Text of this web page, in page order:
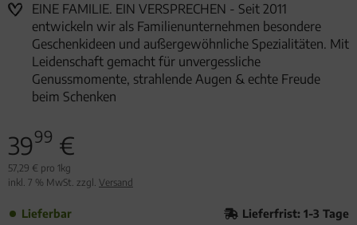
EINE FAMILIE. EIN VERSPRECHEN - Seit 2011
entwickeln wir als Familienunternehmen besondere
Geschenkideen und außergewöhnliche Spezialitäten. Mit
Leidenschaft gemacht für unvergessliche
Genussmomente, strahlende Augen & echte Freude
beim Schenken
3999 €
57,29 € pro 1kg
inkl. 7 % MwSt. zzgl. Versand
Lieferbar Lieferfrist: 1-3 Tage